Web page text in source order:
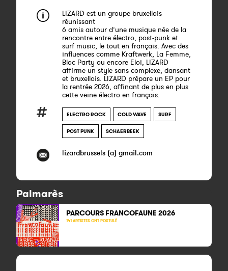
LIZARD est un groupe bruxellois
réunissant
6 amis autour d’une musique née de la
rencontre entre électro, post-punk et
surf music, le tout en français. Avec des
influences comme Kraftwerk, La Femme,
Bloc Party ou encore Eloi, LIZARD
affirme un style sans complexe, dansant
et bruxellois. LIZARD prépare un EP pour
la rentrée 2026, affinant de plus en plus
cette veine électro en français.
ELECTRO ROCK COLD WAVE SURF
POST PUNK SCHAERBEEK
lizardbrussels (a) gmail.com
Palmarès
PARCOURS FRANCOFAUNE 2026
141 ARTISTES ONT POSTULÉ